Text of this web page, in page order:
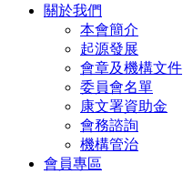
關於我們
本會簡介
起源發展
會章及機構文件
委員會名單
康文署資助金
會務諮詢
機構管治
會員專區